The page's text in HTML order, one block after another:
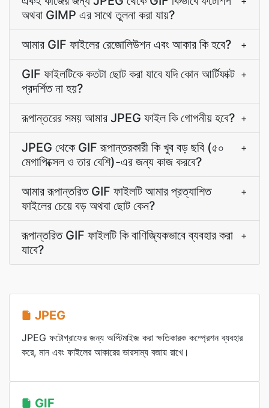
অথবা GIMP এর সাথে তুলনা করা যায়?
আমার GIF ফাইলের রেজোলিউশন এবং আকার কি হবে? +
GIF ফাইলটিকে কতটা ছোট করা যাবে যদি কোন আর্টিফাক্ট
প্রদর্শিত না হয়?
+
রূপান্তরের সময় আমার JPEG ফাইল কি গোপনীয় হবে? +
JPEG থেকে GIF রূপান্তরকারী কি খুব বড় ছবি (৫০
মেগাপিক্সেল ও তার বেশি)-এর জন্য কাজ করবে?
+
আমার রূপান্তরিত GIF ফাইলটি আমার প্রত্যাশিত
ফাইলের চেয়ে বড় অথবা ছোট কেন?
+
রূপান্তরিত GIF ফাইলটি কি বাণিজ্যিকভাবে ব্যবহার করা
যাবে?
+
JPEG
JPEG ফটোগ্রাফের জন্য অপ্টিমাইজ করা ক্ষতিকারক কম্প্রেশন ব্যবহার
করে, মান এবং ফাইলের আকারের ভারসাম্য বজায় রাখে।
GIF